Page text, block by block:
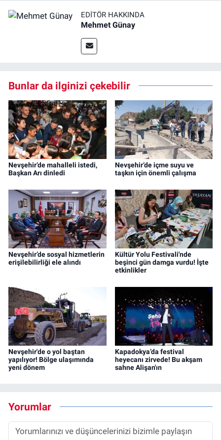
EDITÖR HAKKINDA
Mehmet Günay
Bunlar da ilginizi çekebilir
Nevşehir’de mahalleli istedi,
Başkan Arı dinledi
Nevşehir’de içme suyu ve
taşkın için önemli çalışma
Nevşehir’de sosyal hizmetlerin
erişilebilirliği ele alındı
Kültür Yolu Festivali'nde
beşinci gün damga vurdu! İşte
etkinlikler
Nevşehir'de o yol baştan
yapılıyor! Bölge ulaşımında
yeni dönem
Kapadokya’da festival
heyecanı zirvede! Bu akşam
sahne Alişan'ın
Yorumlar